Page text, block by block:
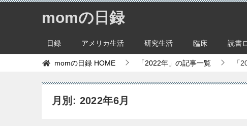
momの日録
日録 アメリカ生活 研究生活 臨床 読書
momの日録 HOME 「2022年」の記事一覧 「
月別: 2022年6月